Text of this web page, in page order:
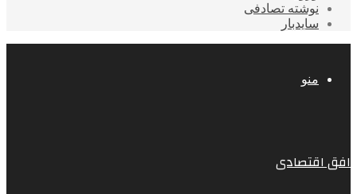
نوشته تصادفی
سایدبار
منو
افق اقتصادی